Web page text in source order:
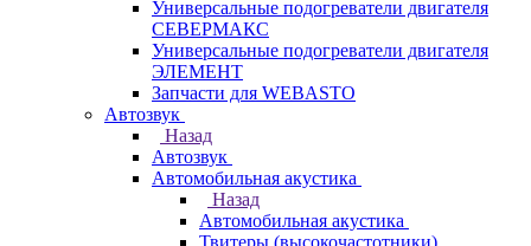
Универсальные подогреватели двигателя
СЕВЕРМАКС
Универсальные подогреватели двигателя
ЭЛЕМЕНТ
Запчасти для WEBASTO
Автозвук
Назад
Автозвук
Автомобильная акустика
Назад
Автомобильная акустика
Твитеры (высокочастотники)